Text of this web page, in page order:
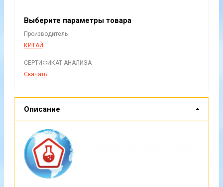
Выберите параметры товара
Производитель
КИТАЙ
СЕРТИФИКАТ АНАЛИЗА
Скачать
Описание